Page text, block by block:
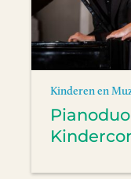
Kinderen en